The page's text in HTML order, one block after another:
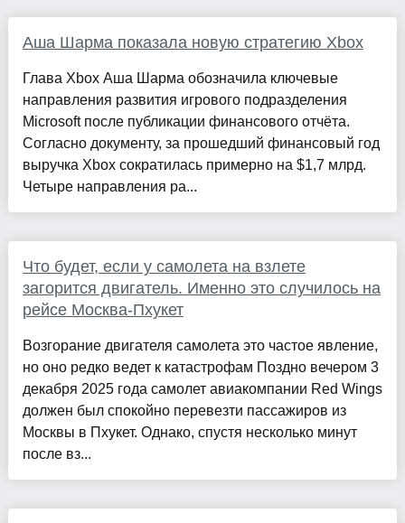
Аша Шарма показала новую стратегию Xbox
Глава Xbox Аша Шарма обозначила ключевые
направления развития игрового подразделения
Microsoft после публикации финансового отчёта.
Согласно документу, за прошедший финансовый год
выручка Xbox сократилась примерно на $1,7 млрд.
Четыре направления ра...
Что будет, если у самолета на взлете
загорится двигатель. Именно это случилось на
рейсе Москва-Пхукет
Возгорание двигателя самолета это частое явление,
но оно редко ведет к катастрофам Поздно вечером 3
декабря 2025 года самолет авиакомпании Red Wings
должен был спокойно перевезти пассажиров из
Москвы в Пхукет. Однако, спустя несколько минут
после вз...